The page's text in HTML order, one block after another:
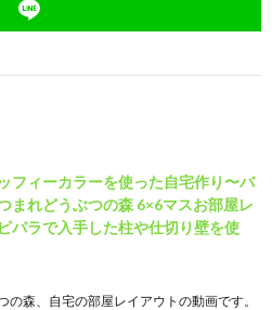
フィーカラーを使った自宅作り〜バ
まれどうぶつの森 6×6マスお部屋レ
パラで入手した柱や仕切り壁を使
の森、自宅の部屋レイアウトの動画です。